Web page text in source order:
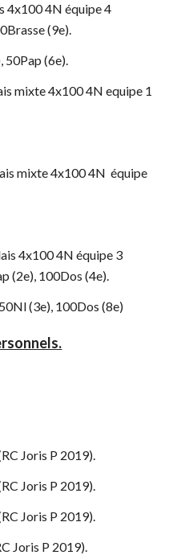
4x100 4N équipe 4
(9e).
50Pap (6e).
mixte 4x100 4N equipe 1
mixte 4x100 4N équipe
4x100 4N équipe 3
(2e), 100Dos (4e).
50Nl (3e), 100Dos (8e)
Joris P 2019).
Joris P 2019).
Joris P 2019).
Joris P 2019).